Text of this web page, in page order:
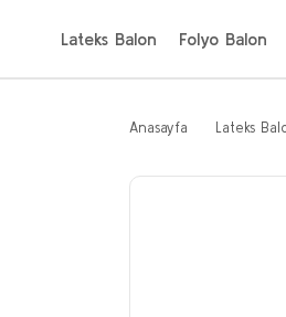
Lateks Balon Folyo Balon
Anasayfa Lateks